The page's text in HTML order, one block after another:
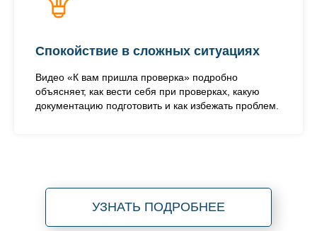
Спокойствие в сложных ситуациях
Видео «К вам пришла проверка» подробно
объясняет, как вести себя при проверках, какую
документацию подготовить и как избежать проблем.
УЗНАТЬ ПОДРОБНЕЕ